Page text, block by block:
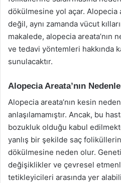
dökülmesine yol açar. Alopecia
değil, aynı zamanda vücut
makalede, alopecia areata’nın
ve tedavi yöntemleri hakkında
sunulacaktır.
Alopecia Areata’nın
Alopecia areata’nın kesin
anlaşılamamıştır. Ancak, bu
bozukluk olduğu kabul
yanlış bir şekilde saç
dökülmesine neden olur.
değişiklikler ve çevresel
tetikleyicileri arasında yer